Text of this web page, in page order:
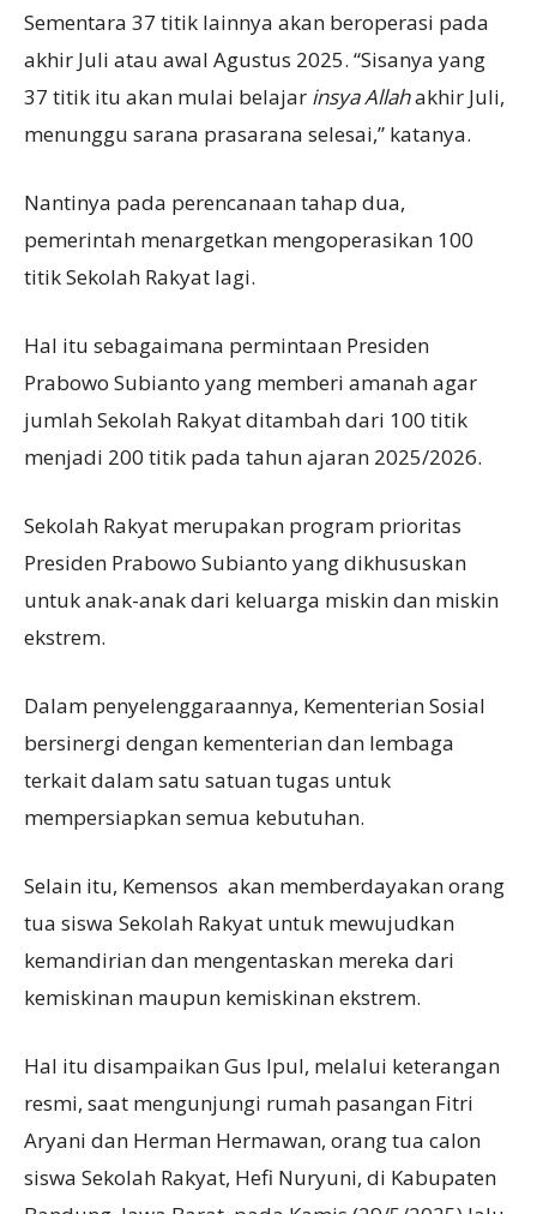
Sementara 37 titik lainnya akan beroperasi pada
akhir Juli atau awal Agustus 2025. “Sisanya yang
37 titik itu akan mulai belajar insya Allahakhir Juli,
menunggu sarana prasarana selesai,” katanya.
Nantinya pada perencanaan tahap dua,
pemerintah menargetkan mengoperasikan 100
titik Sekolah Rakyat lagi.
Hal itu sebagaimana permintaan Presiden
Prabowo Subianto yang memberi amanah agar
jumlah Sekolah Rakyat ditambah dari 100 titik
menjadi 200 titik pada tahun ajaran 2025/2026.
Sekolah Rakyat merupakan program prioritas
Presiden Prabowo Subianto yang dikhususkan
untuk anak-anak dari keluarga miskin dan miskin
ekstrem.
Dalam penyelenggaraannya, Kementerian Sosial
bersinergi dengan kementerian dan lembaga
terkait dalam satu satuan tugas untuk
mempersiapkan semua kebutuhan.
Selain itu, Kemensos akan memberdayakan orang
tua siswa Sekolah Rakyat untuk mewujudkan
kemandirian dan mengentaskan mereka dari
kemiskinan maupun kemiskinan ekstrem.
Hal itu disampaikan Gus Ipul, melalui keterangan
resmi, saat mengunjungi rumah pasangan Fitri
Aryani dan Herman Hermawan, orang tua calon
siswa Sekolah Rakyat, Hefi Nuryuni, di Kabupaten